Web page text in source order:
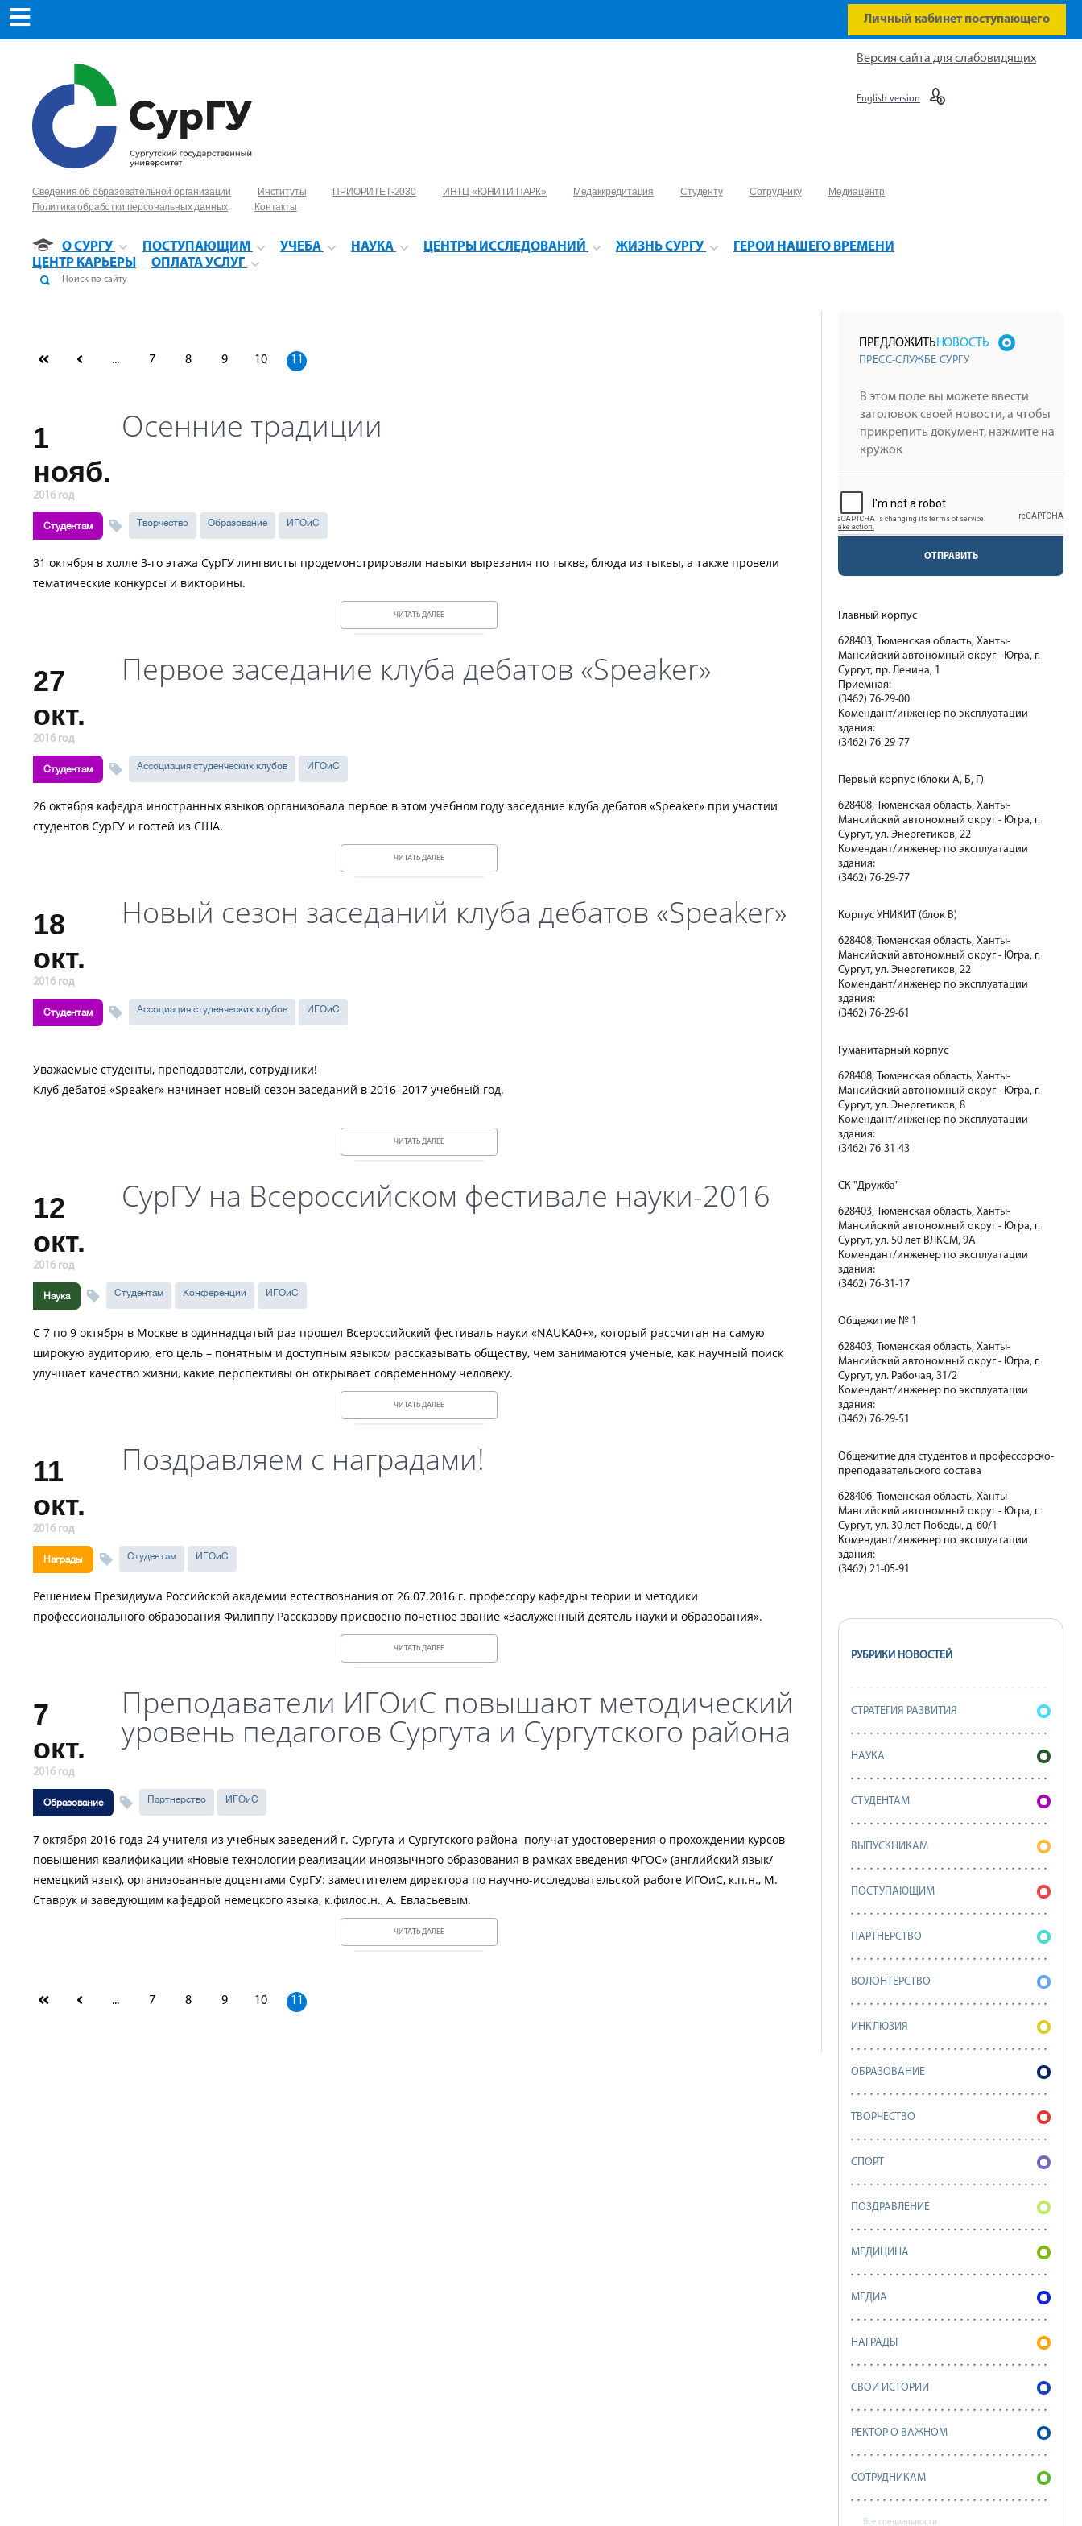
Личный кабинет поступающего
Сведения об образовательной организации Институты ПРИОРИТЕТ-2030 ИНТЦ «ЮНИТИ ПАРК» Медаккредитация Студенту Сотруднику
Медиацентр
Политика обработки персональных данных
Контакты
О СУРГУ ПОСТУПАЮЩИМ УЧЕБА НАУКА ЦЕНТРЫ ИССЛЕДОВАНИЙ ЖИЗНЬ СУРГУ
ГЕРОИ НАШЕГО ВРЕМЕНИ
ЦЕНТР КАРЬЕРЫ
ОПЛАТА УСЛУГ
Версия сайта для слабовидящих
English version
... 7 8 9 10 11
1
нояб.
2016 год
Осенние традиции
Студентам Творчество Образование ИГОиС
31 октября в холле 3-го этажа СурГУ лингвисты продемонстрировали навыки вырезания по тыкве, блюда из тыквы, а также провели
тематические конкурсы и викторины.
ЧИТАТЬ ДАЛЕЕ
27
окт.
2016 год
Первое заседание клуба дебатов «Speaker»
Студентам Ассоциация студенческих клубов ИГОиС
26 октября кафедра иностранных языков организовала первое в этом учебном году заседание клуба дебатов «Speaker» при участии
студентов СурГУ и гостей из США.
ЧИТАТЬ ДАЛЕЕ
18
окт.
2016 год
Новый сезон заседаний клуба дебатов «Speaker»
Студентам Ассоциация студенческих клубов ИГОиС
Уважаемые студенты, преподаватели, сотрудники!
Клуб дебатов «Speaker» начинает новый сезон заседаний в 2016–2017 учебный год.
ЧИТАТЬ ДАЛЕЕ
12
окт.
2016 год
СурГУ на Всероссийском фестивале науки-2016
Наука Студентам Конференции ИГОиС
С 7 по 9 октября в Москве в одиннадцатый раз прошел Всероссийский фестиваль науки «NAUKA0+», который рассчитан на самую
широкую аудиторию, его цель – понятным и доступным языком рассказывать обществу, чем занимаются ученые, как научный поиск
улучшает качество жизни, какие перспективы он открывает современному человеку.
ЧИТАТЬ ДАЛЕЕ
11
окт.
2016 год
Поздравляем с наградами!
Награды Студентам ИГОиС
Решением Президиума Российской академии естествознания от 26.07.2016 г. профессору кафедры теории и методики
профессионального образования Филиппу Рассказову присвоено почетное звание «Заслуженный деятель науки и образования».
ЧИТАТЬ ДАЛЕЕ
7
окт.
2016 год
Преподаватели ИГОиС повышают методический
уровень педагогов Сургута и Сургутского района
Образование Партнерство ИГОиС
7 октября 2016 года 24 учителя из учебных заведений г. Сургута и Сургутского района получат удостоверения о прохождении курсов
повышения квалификации «Новые технологии реализации иноязычного образования в рамках введения ФГОС» (английский язык/
немецкий язык), организованные доцентами СурГУ: заместителем директора по научно-исследовательской работе ИГОиС, к.п.н., М.
Ставрук и заведующим кафедрой немецкого языка, к.филос.н., А. Евласьевым.
ЧИТАТЬ ДАЛЕЕ
... 7 8 9 10 11
ПРЕДЛОЖИТЬНОВОСТЬ
ПРЕСС-СЛУЖБЕ СУРГУ
ОТПРАВИТЬ
Главный корпус
628403, Тюменская область, Ханты-
Мансийский автономный округ - Югра, г.
Сургут, пр. Ленина, 1
Приемная:
(3462) 76-29-00
Комендант/инженер по эксплуатации
здания:
(3462) 76-29-77
Первый корпус (блоки А, Б, Г)
628408, Тюменская область, Ханты-
Мансийский автономный округ - Югра, г.
Сургут, ул. Энергетиков, 22
Комендант/инженер по эксплуатации
здания:
(3462) 76-29-77
Корпус УНИКИТ (блок В)
628408, Тюменская область, Ханты-
Мансийский автономный округ - Югра, г.
Сургут, ул. Энергетиков, 22
Комендант/инженер по эксплуатации
здания:
(3462) 76-29-61
Гуманитарный корпус
628408, Тюменская область, Ханты-
Мансийский автономный округ - Югра, г.
Сургут, ул. Энергетиков, 8
Комендант/инженер по эксплуатации
здания:
(3462) 76-31-43
СК "Дружба"
628403, Тюменская область, Ханты-
Мансийский автономный округ - Югра, г.
Сургут, ул. 50 лет ВЛКСМ, 9А
Комендант/инженер по эксплуатации
здания:
(3462) 76-31-17
Общежитие № 1
628403, Тюменская область, Ханты-
Мансийский автономный округ - Югра, г.
Сургут, ул. Рабочая, 31/2
Комендант/инженер по эксплуатации
здания:
(3462) 76-29-51
Общежитие для студентов и профессорско-
преподавательского состава
628406, Тюменская область, Ханты-
Мансийский автономный округ - Югра, г.
Сургут, ул. 30 лет Победы, д. 60/1
Комендант/инженер по эксплуатации
здания:
(3462) 21-05-91
РУБРИКИ НОВОСТЕЙ
СТРАТЕГИЯ РАЗВИТИЯ
НАУКА
СТУДЕНТАМ
ВЫПУСКНИКАМ
ПОСТУПАЮЩИМ
ПАРТНЕРСТВО
ВОЛОНТЕРСТВО
ИНКЛЮЗИЯ
ОБРАЗОВАНИЕ
ТВОРЧЕСТВО
СПОРТ
ПОЗДРАВЛЕНИЕ
МЕДИЦИНА
МЕДИА
НАГРАДЫ
СВОИ ИСТОРИИ
РЕКТОР О ВАЖНОМ
СОТРУДНИКАМ
Все специальности